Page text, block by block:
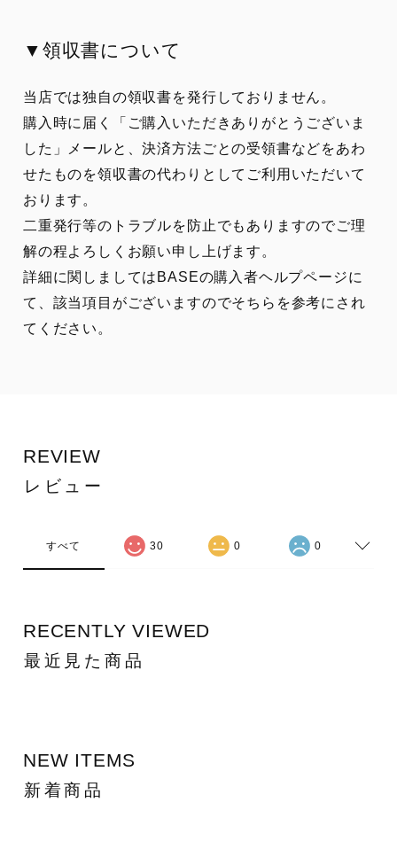
▼領収書について
当店では独自の領収書を発行しておりません。
購入時に届く「ご購入いただきありがとうございま
した」メールと、決済方法ごとの受領書などをあわ
せたものを領収書の代わりとしてご利用いただいて
おります。
二重発行等のトラブルを防止でもありますのでご理
解の程よろしくお願い申し上げます。
詳細に関しましてはBASEの購入者ヘルプページに
て、該当項目がございますのでそちらを参考にされ
てください。
REVIEW
レビュー
すべて 30 0 0
RECENTLY VIEWED
最近見た商品
NEW ITEMS
新着商品